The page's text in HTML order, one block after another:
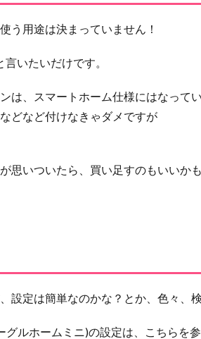
う用途は決まっていません！
いたいだけです。
は、スマートホーム仕様にはなってい
どなど付けなきゃダメですが
思いついたら、買い足すのもいいか
設定は簡単なのかな？とか、色々、
ルホームミニ)の設定は、こちらを参